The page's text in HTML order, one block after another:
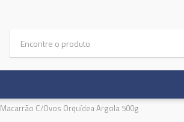
Macarrão C/Ovos Orquídea Argola 500g